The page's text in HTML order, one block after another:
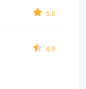
5.0
4.9